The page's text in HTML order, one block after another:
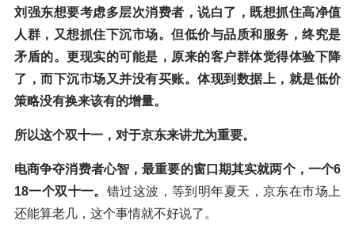
刘强东想要考虑多层次消费者，说白了，既想抓住高净值
人群，又想抓住下沉市场。 但低价与品质和服务，终究是
矛盾的。更现实的可能是，原来的客户群体觉得体验下降
了，而下沉市场又并没有买账。体现到数据上，就是低价
策略没有换来该有的增量。
所以这个双十一，对于京东来讲尤为重要。
电商争夺消费者心智，最重要的窗口期其实就两个，一个6
18一个双十一。 错过这波，等到明年夏天，京东在市场上
还能算老几，这个事情就不好说了。